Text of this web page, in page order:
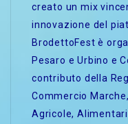
creato un mix
innovazione del
BrodettoFest è
Pesaro e Urbino e
contributo della
Commercio
Agricole,